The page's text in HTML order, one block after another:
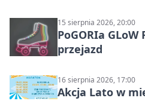
15 sierpnia 2026, 20:00
PoGORIa
przejazd
16 sierpnia 2026, 17:00
Akcja Lato w